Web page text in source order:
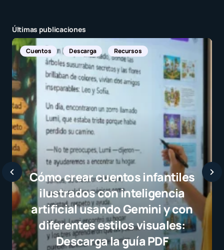
Últimas publicaciones
Noticias Internacionales
Javier Bardem elogia a la
selección campeona y
el juego limpio como
para millones de niños